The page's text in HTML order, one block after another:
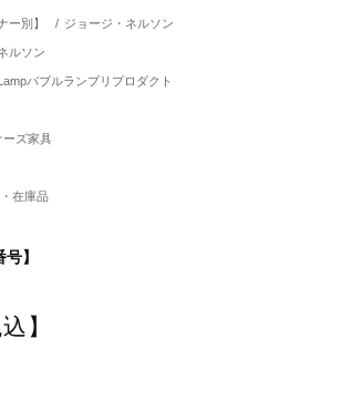
ー別】 / ジョージ・ネルソン
ルソン
バブルランプリプロダクト
ーズ家具
在庫品
】
】